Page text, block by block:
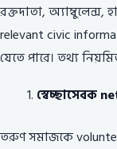
রক্তদাতা,
relevant civic
যেতে পারে। তথ্য
স্বেচ্ছাসেবক
তরুণ সমাজকে